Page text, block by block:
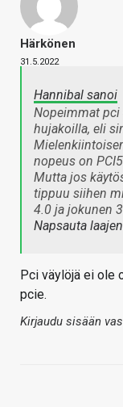
Härkönen
31.5.2022
Hannibal sanoi
Nopeimmat pci
hujakoilla, eli
nopeus on
Mutta jos
tippuu siihen
4.0 ja jokunen
Napsauta
Pci väylöjä ei ole
pcie.
Kirjaudu sisään